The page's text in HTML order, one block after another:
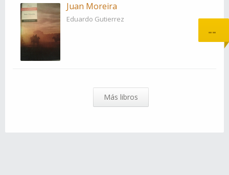
Juan Moreira
Eduardo Gutierrez
--
Más libros